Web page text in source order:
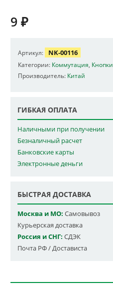
9 ₽
Артикул: NK-00116
Категории: Коммутация Кнопки
Производитель: Китай
ГИБКАЯ ОПЛАТА
Наличными при получении
Безналичный расчет
Банковские карты
Электронные деньги
БЫСТРАЯ ДОСТАВКА
Москва и МО: Самовывоз
Курьерская доставка
Россия и СНГ: СДЭК
Почта РФ / Достависта